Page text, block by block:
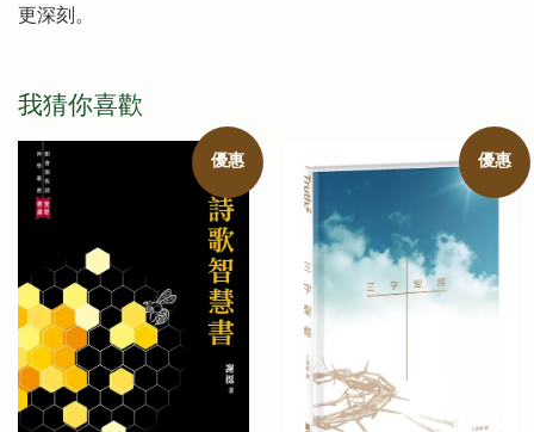
更深刻。
我猜你喜歡
優惠 優惠